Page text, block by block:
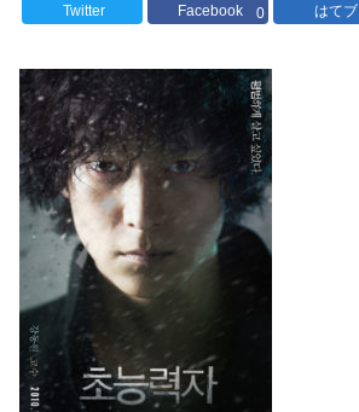
Twitter Facebook 0 はてブ